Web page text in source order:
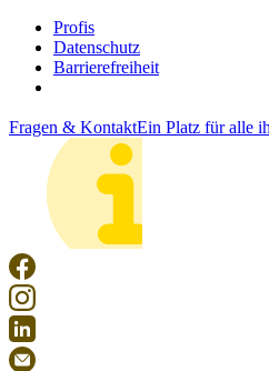
Profis
Datenschutz
Barrierefreiheit
Fragen & KontaktEin Platz für alle